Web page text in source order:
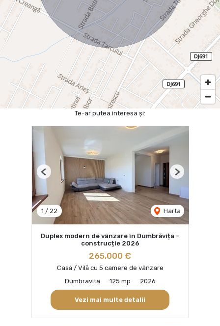
Te-ar putea interesa și:
1 / 22 Harta
Previous Next
Duplex modern de vânzare în Dumbrăvița –
construcție 2026
265,000 €
Casă / Vilă cu 5 camere de vânzare
Dumbravita
125 mp 2026
Vezi mai multe detalii